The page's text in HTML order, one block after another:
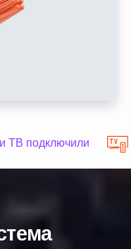
ТВ подключили